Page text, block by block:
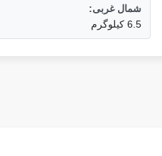
شمال غربی:
6.5 کیلوگرم